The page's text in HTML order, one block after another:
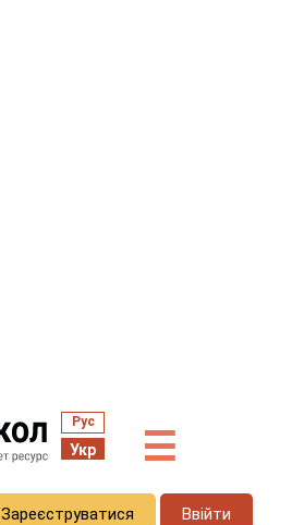
Рус
Укр ☰
Зареєструватися Ввійти